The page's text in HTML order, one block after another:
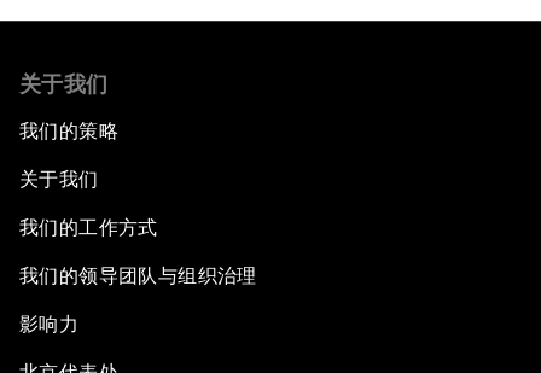
关于我们
我们的策略
关于我们
我们的工作方式
我们的领导团队与组织治理
影响力